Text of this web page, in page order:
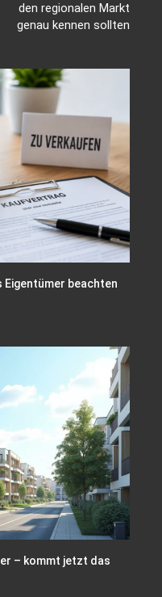
den regionalen Markt
genau kennen sollten
Eigentümer beachten
– kommt jetzt das